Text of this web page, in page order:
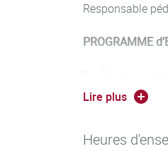
Responsable
PROGRAMME
Développer
des zones
Lire plus
Heures